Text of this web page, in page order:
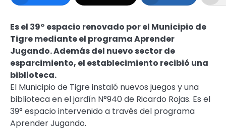
Es el 39° espacio renovado por el Municipio de
Tigre mediante el programa Aprender
Jugando. Además del nuevo sector de
esparcimiento, el establecimiento recibió una
biblioteca.
El Municipio de Tigre instaló nuevos juegos y una
biblioteca en el jardín N°940 de Ricardo Rojas. Es el
39° espacio intervenido a través del programa
Aprender Jugando.